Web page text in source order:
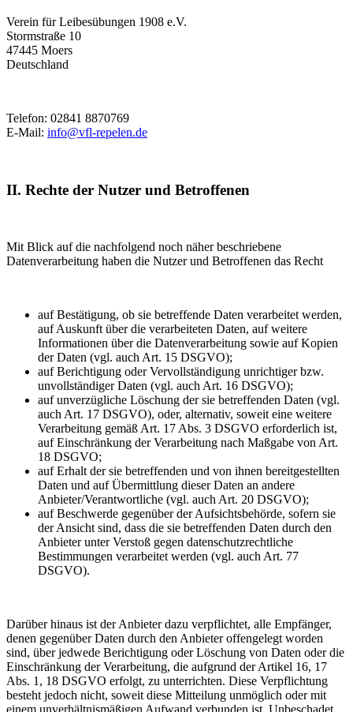
Verein für Leibesübungen 1908 e.V.
Stormstraße 10
47445 Moers
Deutschland
Telefon: 02841 8870769
E-Mail: info@vfl-repelen.de
II. Rechte der Nutzer und Betroffenen
Mit Blick auf die nachfolgend noch näher beschriebene
Datenverarbeitung haben die Nutzer und Betroffenen das Recht
auf Bestätigung, ob sie betreffende Daten verarbeitet werden,
auf Auskunft über die verarbeiteten Daten, auf weitere
Informationen über die Datenverarbeitung sowie auf Kopien
der Daten (vgl. auch Art. 15 DSGVO);
auf Berichtigung oder Vervollständigung unrichtiger bzw.
unvollständiger Daten (vgl. auch Art. 16 DSGVO);
auf unverzügliche Löschung der sie betreffenden Daten (vgl.
auch Art. 17 DSGVO), oder, alternativ, soweit eine weitere
Verarbeitung gemäß Art. 17 Abs. 3 DSGVO erforderlich ist,
auf Einschränkung der Verarbeitung nach Maßgabe von Art.
18 DSGVO;
auf Erhalt der sie betreffenden und von ihnen bereitgestellten
Daten und auf Übermittlung dieser Daten an andere
Anbieter/Verantwortliche (vgl. auch Art. 20 DSGVO);
auf Beschwerde gegenüber der Aufsichtsbehörde, sofern sie
der Ansicht sind, dass die sie betreffenden Daten durch den
Anbieter unter Verstoß gegen datenschutzrechtliche
Bestimmungen verarbeitet werden (vgl. auch Art. 77
DSGVO).
Darüber hinaus ist der Anbieter dazu verpflichtet, alle Empfänger,
denen gegenüber Daten durch den Anbieter offengelegt worden
sind, über jedwede Berichtigung oder Löschung von Daten oder die
Einschränkung der Verarbeitung, die aufgrund der Artikel 16, 17
Abs. 1, 18 DSGVO erfolgt, zu unterrichten. Diese Verpflichtung
besteht jedoch nicht, soweit diese Mitteilung unmöglich oder mit